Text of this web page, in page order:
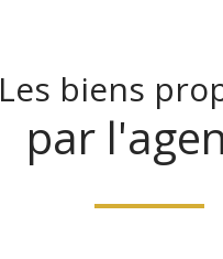
Les biens
par